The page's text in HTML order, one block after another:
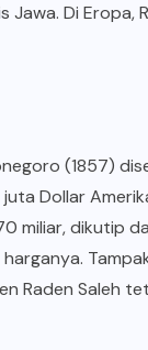
Di Eropa,
(1857)
Dollar
miliar, dikutip
Raden Saleh